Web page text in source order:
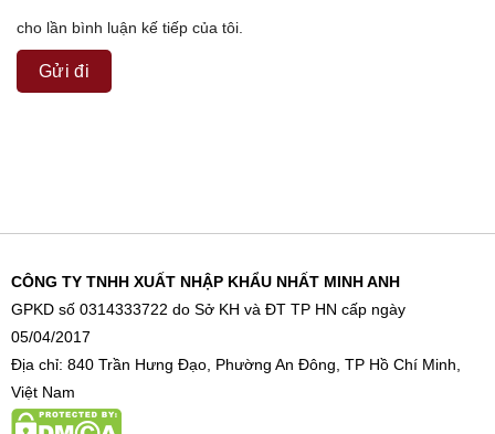
cho lần bình luận kế tiếp của tôi.
CÔNG TY TNHH XUẤT NHẬP KHẨU NHẤT MINH ANH
GPKD số 0314333722 do Sở KH và ĐT TP HN cấp ngày
05/04/2017
Địa chỉ: 840 Trần Hưng Đạo, Phường An Đông, TP Hồ Chí Minh,
Việt Nam